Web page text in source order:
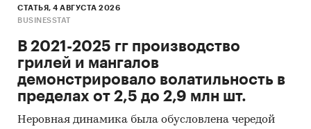
СТАТЬЯ, 4 АВГУСТА 2026
BUSINESSTAT
В 2021-2025 гг производство
грилей и мангалов
демонстрировало волатильность в
пределах от 2,5 до 2,9 млн шт.
Неровная динамика была обусловлена чередой